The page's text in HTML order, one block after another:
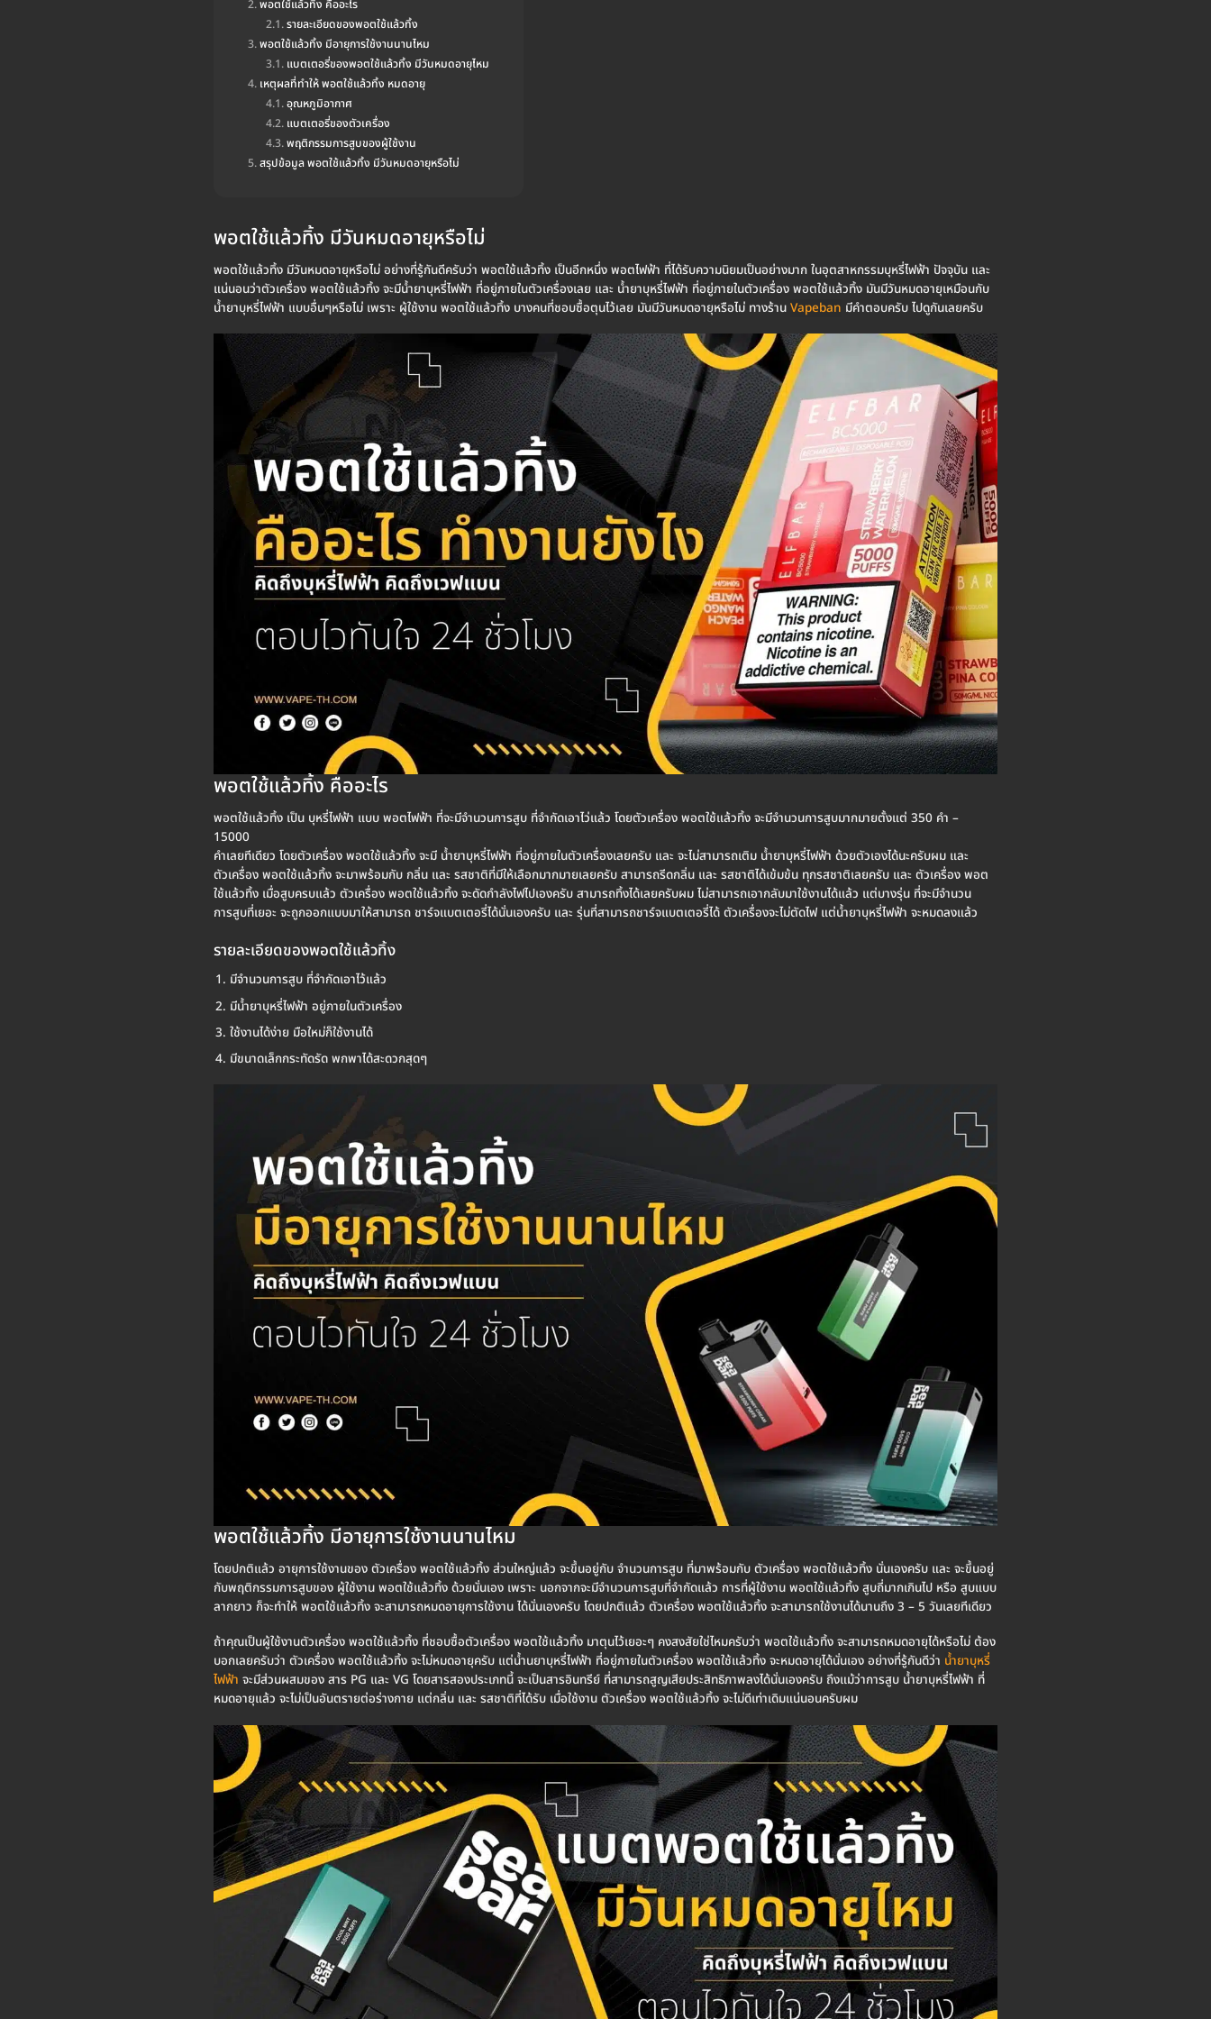
พอตใช้แล้วทิ้ง คืออะไร
รายละเอียดของพอตใช้แล้วทิ้ง
พอตใช้แล้วทิ้ง มีอายุการใช้งานนานไหม
แบตเตอรี่ของพอตใช้แล้วทิ้ง มีวันหมดอายุไหม
เหตุผลที่ทำให้ พอตใช้แล้วทิ้ง หมดอายุ
อุณหภูมิอากาศ
แบตเตอรี่ของตัวเครื่อง
พฤติกรรมการสูบของผู้ใช้งาน
สรุปข้อมูล พอตใช้แล้วทิ้ง มีวันหมดอายุหรือไม่
พอตใช้แล้วทิ้ง มีวันหมดอายุหรือไม่
พอตใช้แล้วทิ้ง มีวันหมดอายุหรือไม่ อย่างที่รู้กันดีครับว่า พอตใช้แล้วทิ้ง เป็นอีกหนึ่ง พอตไฟฟ้า ที่ได้รับความนิยมเป็นอย่างมาก ในอุตสาหกรรมบุหรี่ไฟฟ้า ปัจจุบัน และ
แน่นอนว่าตัวเครื่อง พอตใช้แล้วทิ้ง จะมีน้ำยาบุหรี่ไฟฟ้า ที่อยู่ภายในตัวเครื่องเลย และ น้ำยาบุหรี่ไฟฟ้า ที่อยู่ภายในตัวเครื่อง พอตใช้แล้วทิ้ง มันมีวันหมดอายุเหมือนกับ
น้ำยาบุหรี่ไฟฟ้า แบบอื่นๆหรือไม่ เพราะ ผู้ใช้งาน พอตใช้แล้วทิ้ง บางคนที่ชอบซื้อตุนไว้เลย มันมีวันหมดอายุหรือไม่ ทางร้าน Vapeban มีคำตอบครับ ไปดูกันเลยครับ
พอตใช้แล้วทิ้ง คืออะไร
พอตใช้แล้วทิ้ง เป็น บุหรี่ไฟฟ้า แบบ พอตไฟฟ้า ที่จะมีจำนวนการสูบ ที่จำกัดเอาไว่แล้ว โดยตัวเครื่อง พอตใช้แล้วทิ้ง จะมีจำนวนการสูบมากมายตั้งแต่ 350 คำ –
15000
คำเลยทีเดียว โดยตัวเครื่อง พอตใช้แล้วทิ้ง จะมี น้ำยาบุหรี่ไฟฟ้า ที่อยู่ภายในตัวเครื่องเลยครับ และ จะไม่สามารถเติม น้ำยาบุหรี่ไฟฟ้า ด้วยตัวเองได้นะครับผม และ
ตัวเครื่อง พอตใช้แล้วทิ้ง จะมาพร้อมกับ กลิ่น และ รสชาติที่มีให้เลือกมากมายเลยครับ สามารถรีดกลิ่น และ รสชาติได้เข้มข้น ทุกรสชาติเลยครับ และ ตัวเครื่อง พอต
ใช้แล้วทิ้ง เมื่อสูบครบแล้ว ตัวเครื่อง พอตใช้แล้วทิ้ง จะดัดกำลังไฟไปเองครับ สามารถทิ้งได้เลยครับผม ไม่สามารถเอากลับมาใช้งานได้แล้ว แต่บางรุ่น ที่จะมีจำนวน
การสูบที่เยอะ จะถูกออกแบบมาให้สามารถ ชาร์จแบตเตอรี่ได้นั่นเองครับ และ รุ่นที่สามารถชาร์จแบตเตอรี่ได้ ตัวเครื่องจะไม่ตัดไฟ แต่น้ำยาบุหรี่ไฟฟ้า จะหมดลงแล้ว
รายละเอียดของพอตใช้แล้วทิ้ง
มีจำนวนการสูบ ที่จำกัดเอาไว้แล้ว
มีน้ำยาบุหรี่ไฟฟ้า อยู่ภายในตัวเครื่อง
ใช้งานได้ง่าย มือใหม่ก็ใช้งานได้
มีขนาดเล็กกระทัดรัด พกพาได้สะดวกสุดๆ
พอตใช้แล้วทิ้ง มีอายุการใช้งานนานไหม
โดยปกติแล้ว อายุการใช้งานของ ตัวเครื่อง พอตใช้แล้วทิ้ง ส่วนใหญ่แล้ว จะขึ้นอยู่กับ จำนวนการสูบ ที่มาพร้อมกับ ตัวเครื่อง พอตใช้แล้วทิ้ง นั่นเองครับ และ จะขึ้นอยู่
กับพฤติกรรมการสูบของ ผู้ใช้งาน พอตใช้แล้วทิ้ง ด้วยนั่นเอง เพราะ นอกจากจะมีจำนวนการสูบที่จำกัดแล้ว การที่ผู้ใช้งาน พอตใช้แล้วทิ้ง สูบถี่มากเกินไป หรือ สูบแบบ
ลากยาว ก็จะทำให้ พอตใช้แล้วทิ้ง จะสามารถหมดอายุการใช้งาน ได้นั่นเองครับ โดยปกติแล้ว ตัวเครื่อง พอตใช้แล้วทิ้ง จะสามารถใช้งานได้นานถึง 3 – 5 วันเลยทีเดียว
ถ้าคุณเป็นผู้ใช้งานตัวเครื่อง พอตใช้แล้วทิ้ง ที่ชอบซื้อตัวเครื่อง พอตใช้แล้วทิ้ง มาตุนไว้เยอะๆ คงสงสัยใช่ไหมครับว่า พอตใช้แล้วทิ้ง จะสามารถหมดอายุได้หรือไม่ ต้อง
บอกเลยครับว่า ตัวเครื่อง พอตใช้แล้วทิ้ง จะไม่หมดอายุครับ แต่น้ำนยาบุหรี่ไฟฟ้า ที่อยู่ภายในตัวเครื่อง พอตใช้แล้วทิ้ง จะหมดอายุได้นั่นเอง อย่างที่รู้กันดีว่า น้ำยาบุหรี่
ไฟฟ้า จะมีส่วนผสมของ สาร PG และ VG โดยสารสองประเภทนี้ จะเป็นสารอินทรีย์ ที่สามารถสูญเสียประสิทธิภาพลงได้นั่นเองครับ ถึงแม้ว่าการสูบ น้ำยาบุหรี่ไฟฟ้า ที่
หมดอายุแล้ว จะไม่เป็นอันตรายต่อร่างกาย แต่กลิ่น และ รสชาติที่ได้รับ เมื่อใช้งาน ตัวเครื่อง พอตใช้แล้วทิ้ง จะไม่ดีเท่าเดิมแน่นอนครับผม